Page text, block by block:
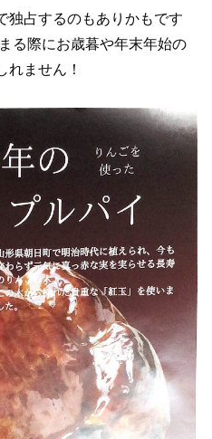
独占するのもありかもです
る際にお歳暮や年末年始の
れません！